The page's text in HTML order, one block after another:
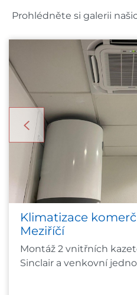
Prohlédněte si galerii
Klimatizace
Meziříčí
Montáž 2 vnitřních
Sinclair a venkovní